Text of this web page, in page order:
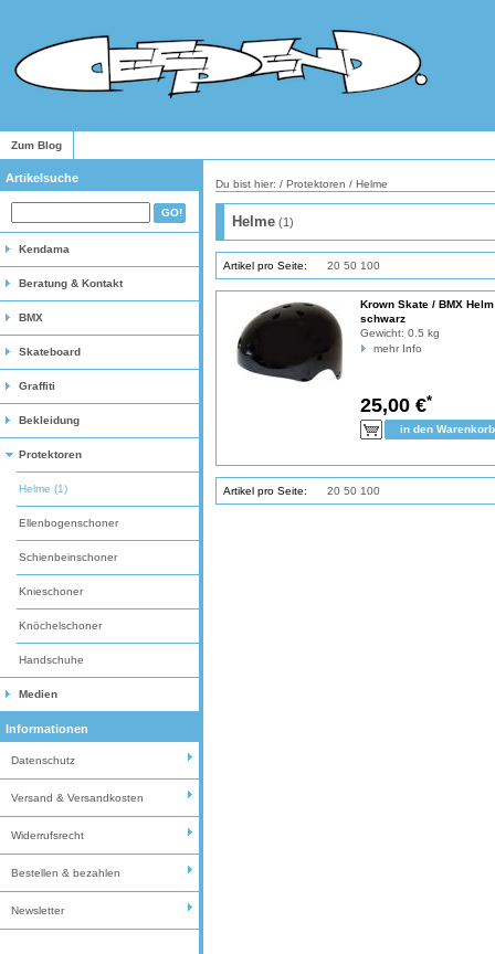
Zum Blog
Artikelsuche
Kendama
Beratung & Kontakt
BMX
Skateboard
Graffiti
Bekleidung
Protektoren
Helme (1)
Ellenbogenschoner
Schienbeinschoner
Knieschoner
Knöchelschoner
Handschuhe
Medien
Informationen
Datenschutz
Versand & Versandkosten
Widerrufsrecht
Bestellen & bezahlen
Newsletter
Du bist hier: / Protektoren / Helme
Helme (1)
Artikel pro Seite: 20 50 100
Krown Skate / BMX
schwarz
Gewicht: 0.5 kg
mehr Info
25,00 €*
Artikel pro Seite: 20 50 100